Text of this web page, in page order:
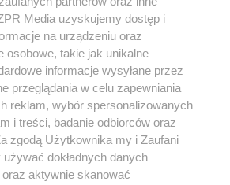
RUSZ GŁOWĄ
działanie
sprawia
Obliczysz
ile to jest
Media uzyskujemy dostęp i
na urządzeniu oraz
osobowe, takie jak unikalne
informacje wysyłane przez
przeglądania w celu zapewniania
reklam, wybór spersonalizowanych
i treści, badanie odbiorców oraz
zgodą Użytkownika my i Zaufani
dokładnych danych
aktywnie skanować